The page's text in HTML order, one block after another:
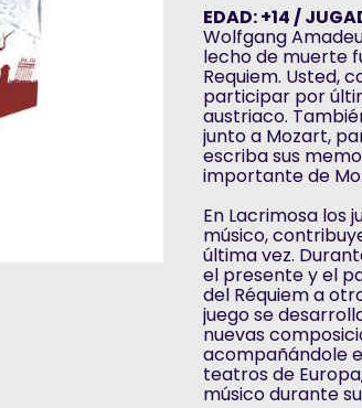
EDAD: +14 /
Wolfgang
lecho de muerte
Requiem. Usted,
participar por
austriaco.
junto a Mozart,
escriba sus
importante de
En Lacrimosa los
músico,
última vez.
el presente y el
del Réquiem a
juego se
nuevas
acompañándole
teatros de
músico durante